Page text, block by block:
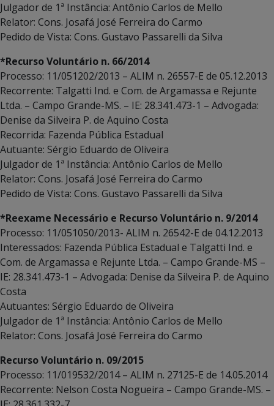
Julgador de 1ª Instância: Antônio Carlos de Mello
Relator: Cons. Josafá José Ferreira do Carmo
Pedido de Vista: Cons. Gustavo Passarelli da Silva
*Recurso Voluntário n. 66/2014
Processo: 11/051202/2013 – ALIM n. 26557-E de 05.12.2013
Recorrente: Talgatti Ind. e Com. de Argamassa e Rejunte
Ltda. – Campo Grande-MS. – IE: 28.341.473-1 – Advogada:
Denise da Silveira P. de Aquino Costa
Recorrida: Fazenda Pública Estadual
Autuante: Sérgio Eduardo de Oliveira
Julgador de 1ª Instância: Antônio Carlos de Mello
Relator: Cons. Josafá José Ferreira do Carmo
Pedido de Vista: Cons. Gustavo Passarelli da Silva
*Reexame Necessário e Recurso Voluntário n. 9/2014
Processo: 11/051050/2013- ALIM n. 26542-E de 04.12.2013
Interessados: Fazenda Pública Estadual e Talgatti Ind. e
Com. de Argamassa e Rejunte Ltda. – Campo Grande-MS –
IE: 28.341.473-1 – Advogada: Denise da Silveira P. de Aquino
Costa
Autuantes: Sérgio Eduardo de Oliveira
Julgador de 1ª Instância: Antônio Carlos de Mello
Relator: Cons. Josafá José Ferreira do Carmo
Recurso Voluntário n. 09/2015
Processo: 11/019532/2014 – ALIM n. 27125-E de 14.05.2014
Recorrente: Nelson Costa Nogueira – Campo Grande-MS. –